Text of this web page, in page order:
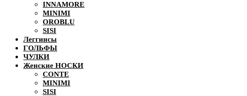
INNAMORE
MINIMI
OROBLU
SISI
Леггинсы
ГОЛЬФЫ
ЧУЛКИ
Женские НОСКИ
CONTE
MINIMI
SISI